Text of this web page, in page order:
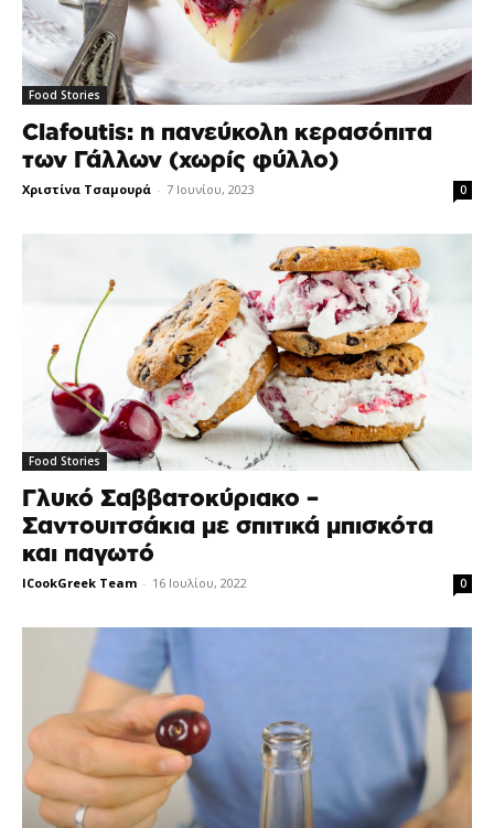
Food Stories
Clafoutis: η πανεύκολη κερασόπιτα
των Γάλλων (χωρίς φύλλο)
Χριστίνα Τσαμουρά - 7 Ιουνίου, 2023 0
Food Stories
Γλυκό Σαββατοκύριακο –
Σαντουιτσάκια με σπιτικά μπισκότα
και παγωτό
ICookGreek Team - 16 Ιουλίου, 2022 0